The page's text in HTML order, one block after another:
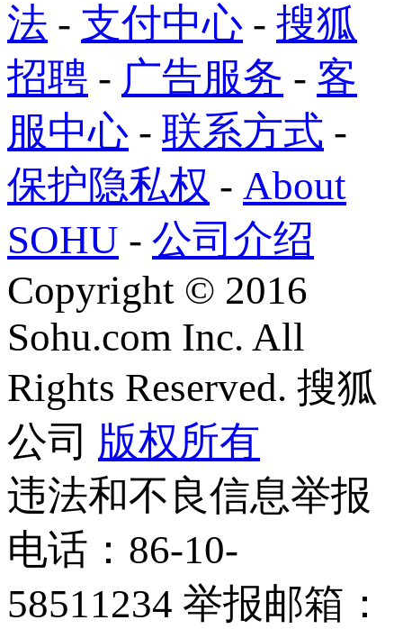
法 - 支付中心 - 搜狐
招聘 - 广告服务 - 客
服中心 - 联系方式 -
保护隐私权 - About
SOHU - 公司介绍
Copyright © 2016
Sohu.com Inc. All
Rights Reserved. 搜狐
公司 版权所有
违法和不良信息举报
电话：86-10-
58511234 举报邮箱：